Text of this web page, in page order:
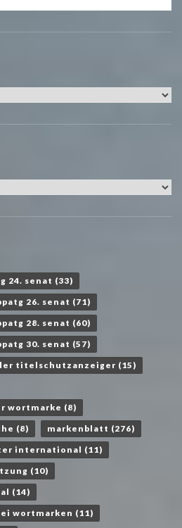
24. senat (33)
26. senat (71)
28. senat (60)
30. senat (57)
titelschutzanzeiger (15)
wortmarke (8)
(8) markenblatt (276)
international (11)
(10)
(14)
wortmarken (11)